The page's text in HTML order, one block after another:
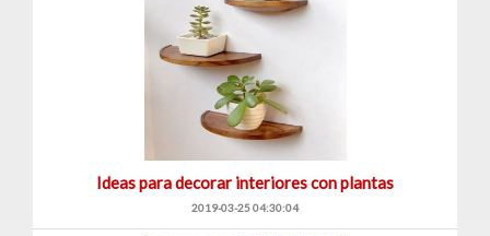
Ideas para decorar interiores con plantas
2019-03-25 04:30:04